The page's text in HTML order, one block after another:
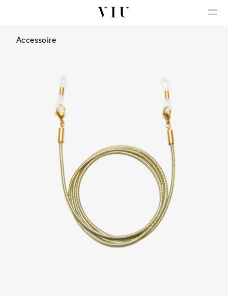
Accessoire